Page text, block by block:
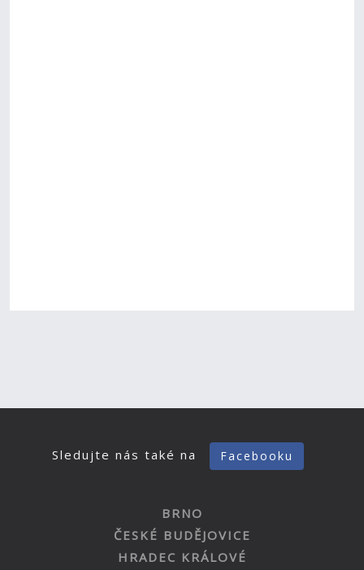
Sledujte nás také na Facebooku
BRNO
ČESKÉ BUDĚJOVICE
HRADEC KRÁLOVÉ